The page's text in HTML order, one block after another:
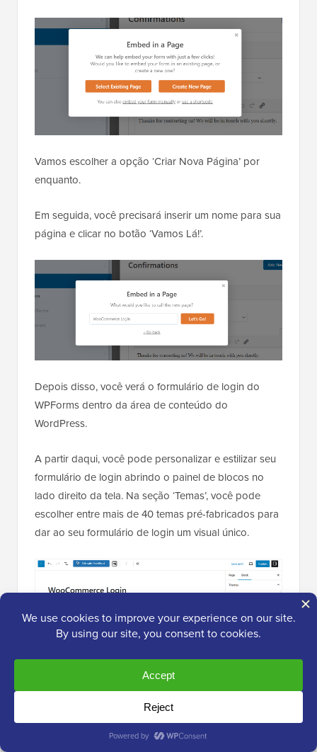
Vamos escolher a opção ‘Criar Nova Página’ por
enquanto.
Em seguida, você precisará inserir um nome para sua
página e clicar no botão ‘Vamos Lá!’.
Depois disso, você verá o formulário de login do
WPForms dentro da área de conteúdo do
WordPress.
A partir daqui, você pode personalizar e estilizar seu
formulário de login abrindo o painel de blocos no
lado direito da tela. Na seção ‘Temas’, você pode
escolher entre mais de 40 temas pré-fabricados para
dar ao seu formulário de login um visual único.
Você também pode alterar o estilo e o tamanho dos